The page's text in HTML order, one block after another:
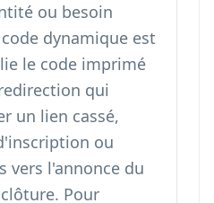
ou besoin
dynamique est
le code imprimé
qui
un lien cassé,
ou
vers l'annonce du
Pour